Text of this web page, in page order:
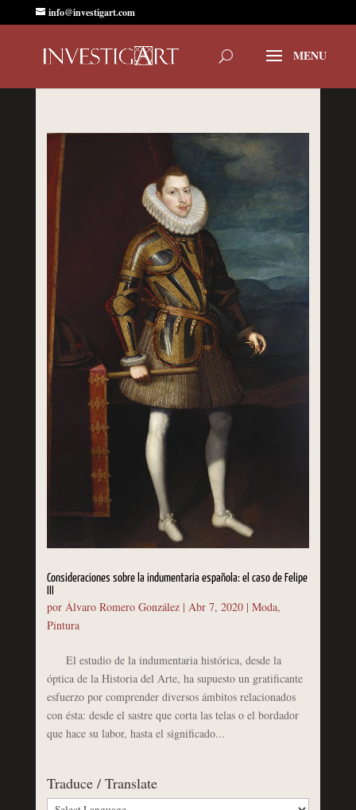
info@investigart.com
Consideraciones sobre la indumentaria española: el caso de Felipe
por Álvaro Romero González| Abr 7, 2020| Moda,
Pintura
El estudio de la indumentaria histórica, desde la
óptica de la Historia del Arte, ha supuesto un gratificante
esfuerzo por comprender diversos ámbitos relacionados
con ésta: desde el sastre que corta las telas o el bordador
que hace su labor, hasta el significado...
Traduce / Translate